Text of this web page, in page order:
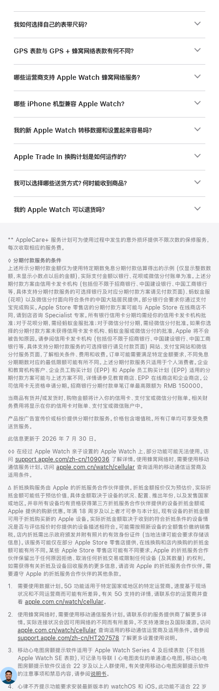
我如何选择自己的表带尺码？
GPS 表款与 GPS + 蜂窝网络表款有何不同？
哪些运营商支持 Apple Watch 蜂窝网络服务？
哪些 iPhone 机型兼容 Apple Watch？
我的新 Apple Watch 转移数据和设置起来容易吗？
Apple Trade In 换购计划是如何运作的？
我可以选择哪些送货方式？何时能收到商品？
我的 Apple Watch 可以退货吗？
页
页
脚
脚
注
** AppleCare+ 服务计划可为使用过程中发生的意外损坏提供不限次数的保修服务，
每次收取相应的服务费。
脚
注
◊ 分期付款服务的条件
上述所示分期付款金额仅为使用特定期数免息分期付款估算得出的示例 (仅显示整数数
额，未显示小数点以后的金额)，实际支付金额以银行、花呗或微信分付账单为准。上述分
期付款方案由信用卡发卡机构 (包括但不限于招商银行、中国建设银行、中国工商银行
等，具体支持分期付款服务的可选择银行及对应分期付款方案请见付款页面)、蚂蚁金服
(花呗) 以及微信分付面向符合条件的中国大陆居民提供。部分银行会要求你通过支付
宝完成购买。Apple Store 零售店的分期付款方案可能与 Apple Store 在线商店不
同，请到店咨询 Specialist 专家。所有银行信用卡分期均需经你的信用卡发卡机构批
准；对于花呗分期，需经蚂蚁金服批准；对于微信分付分期，需经微信分付批准。如果你选
择的分期付款方案未获得信用卡发卡机构、蚂蚁金服或微信分付的批准，Apple 将不会
被告知原因。请参阅信用卡发卡机构 (包括但不限于招商银行、中国建设银行、中国工商
银行等，具体支持分期付款服务的可选择银行请见付款页面) 网站、支付宝网站和微信
分付服务页面，了解相关条件、费用和收费。订单可能需要满足特定金额要求，不同免息
分期期数对应的最低限额可能有所不同。上述分期付款服务只适用于个人消费者。企业
和教育机构客户、企业员工购买计划 (EPP) 和 Apple 员工购买计划 (EPP) 适用的分
期付款方案可能与上述方案不同，详情请参见教育商店、EPP 在线商店和企业商店。公
司信用卡无资格申请分期。招商银行分期付款单笔订单最高限额为 RMB 150000。
当商品有货并/或发货时，购物金额将计入你的信用卡、支付宝或微信分付账单。相关财
务费用将显示在你的信用卡对账单、支付宝或微信账户中。
产品按广告宣传价或标价提供分期付款服务。价格包含增值税。所有订单均可享受免费
送货服务。
此信息更新于 2026 年 7 月 30 日。
脚
注
◊◊ 在经过 Apple Watch 亲子设置的 Apple Watch 上，部分功能可能无法使用。访
问 support.apple.com/zh-cn/109036 (在
新
中
打
开)
了解详情。使用蜂窝网络时，需要使用移动
通信服务计划。访问 apple.com.cn/watch/cellular 查询适用的移动通信运营商及
适用条件。
脚
注
∆ 折抵换购服务由 Apple 的折抵服务合作伙伴提供。折抵金额报价仅为预估价，实际折
抵金额可能低于预估价值，具体金额取决于设备的状况、配置、推出年份，以及发售国家
或地区。并非所有设备均有资格获得第三方折抵服务合作伙伴提供的设备折抵金额或
Apple 提供的购新优惠。年满 18 周岁及以上者才可参与本计划。现有设备的折抵金额
可用于折抵购买新的 Apple 设备。实际折抵金额取决于收到的符合折抵条件的设备情
况是否与评估报价时你提供的设备描述相符合。可能需按照新设备的全额售价缴纳销售
税。店内折抵需出示政府颁发并附有照片的有效身份证件 (当地法律可能会要求存储该
信息)。该服务可能仅在部分 Apple Store 零售店提供，在线换购和店内换购的折抵金
额可能有所不同。某些 Apple Store 零售店可能有不同要求。Apple 的折抵服务合作
伙伴保留出于任何原因拒绝、取消任何折抵交易或限制任何设备 (及其数量) 的权利。
如需获得有关折抵及设备回收服务的更多信息，请咨询 Apple 的折抵服务合作伙伴。需
要遵守 Apple 的折抵服务合作伙伴的其他条款。
脚
1.
需要使用数据计划。5G 功能适用于特定国家或地区的特定运营商。速度基于现场
状况和不同运营商而可能有所差异。有关 5G 支持的详情，请联系你的运营商并查
看 apple.com.cn/watch/cellular。
脚
2.
使用蜂窝网络时，需要使用移动通信服务计划。请联系你的服务提供商了解更多详
情。实际连接状况会因可用网络的不同而有所差异。不支持港澳台及国际漫游。访问
apple.com.cn/watch/cellular 查询适用的移动通信运营商及适用条件。请参阅
support.apple.com/zh-cn/HT207578 (在
窗
口
中
开)
了解更多设置使用说明。
脚
3.
移动心电图房颤提示软件适用于 Apple Watch Series 4 及后续表款 (不包括
Apple Watch SE 表款)，可记录与导联 I 心电图类似的单通道心电图。移动心电
图房颤提示软件仅适合 22 岁及以上人群使用。有关使用移动心电图房颤提示软件
的注意事项和禁忌内容，请参阅 说明书。
脚
4. 心律不齐提示功能要求安装最新版本的 watchOS 和 iOS。此功能不适合 22 岁